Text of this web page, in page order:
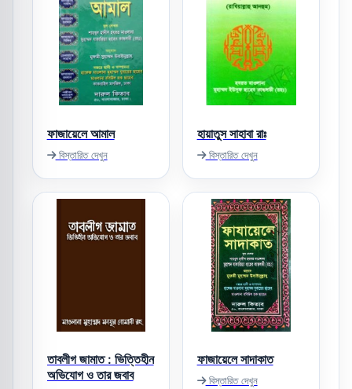
ফাজায়েলে আমাল
বিস্তারিত দেখুন
হায়াতুস সাহাবা রাঃ
বিস্তারিত দেখুন
তাবলীগ জামাত : ভিত্তিহীন
অভিযোগ ও তার জবাব
ফাজায়েলে সাদাকাত
বিস্তারিত দেখুন